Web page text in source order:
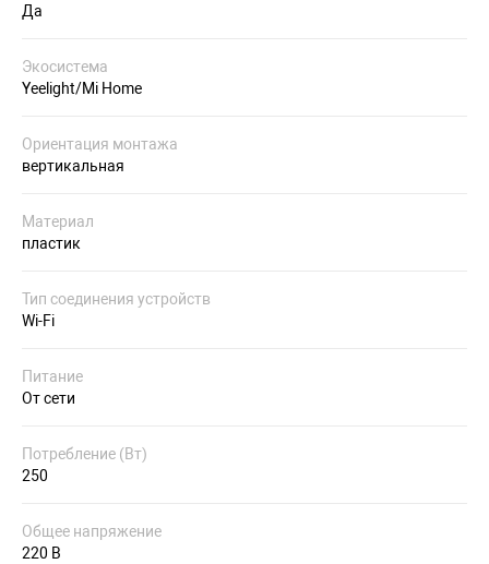
Да
Экосистема
Yeelight/Mi Home
Ориентация монтажа
вертикальная
Материал
пластик
Тип соединения устройств
Wi-Fi
Питание
От сети
Потребление (Вт)
250
Общее напряжение
220 В